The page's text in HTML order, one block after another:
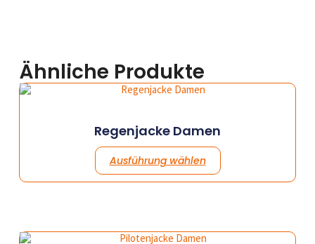
Ähnliche Produkte
Regenjacke Damen
Ausführung wählen